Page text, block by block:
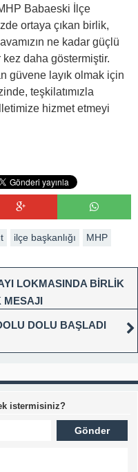
Babaeski İlçe
ortaya çıkan birlik,
ne kadar güçlü
daha göstermiştir.
güvene layık olmak için
teşkilatımızla
hizmet etmeyi
ilçe başkanlığı MHP
LOKMASINDA BİRLİK
MESAJI
DOLU BAŞLADI
istermisiniz?